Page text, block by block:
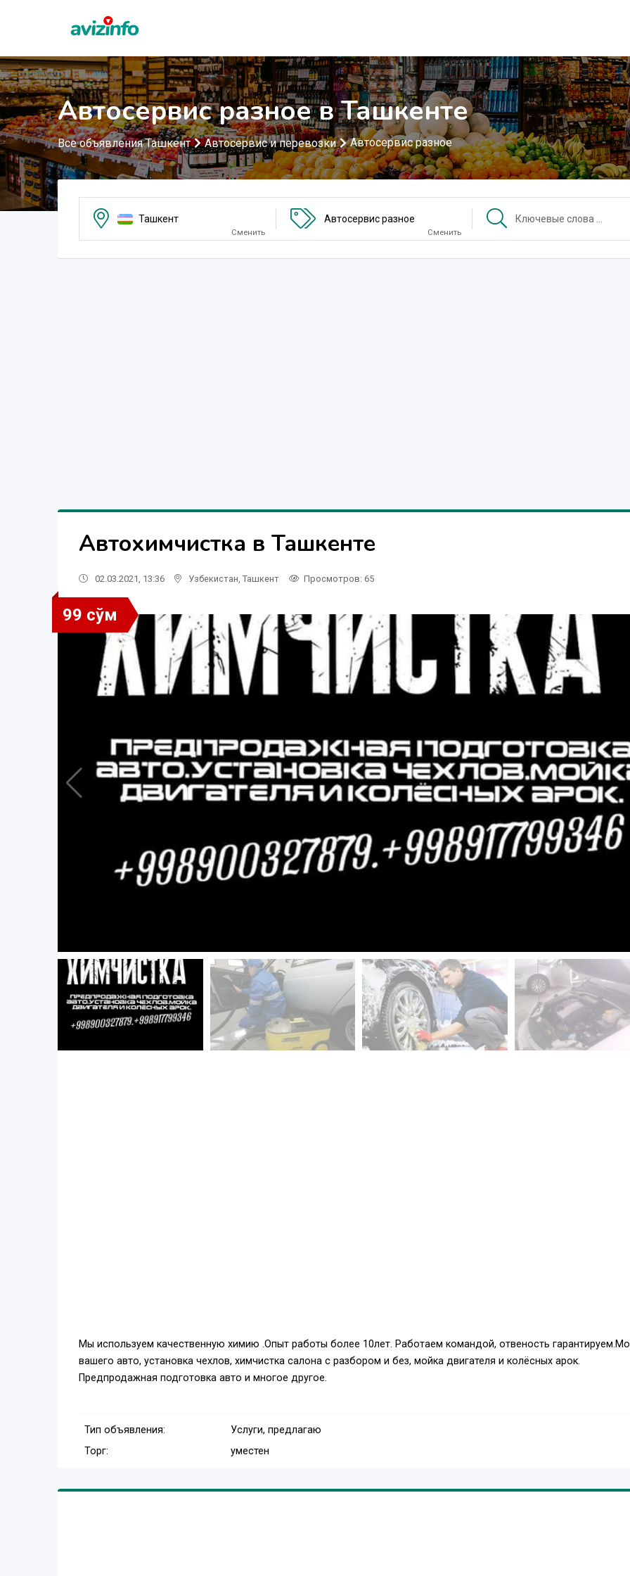
Автосервис разное в Ташкенте
Все объявления Ташкент Автосервис и перевозки Автосервис разное
Ташкент
Сменить
Автосервис разное
Сменить
Автохимчистка в Ташкенте
02.03.2021, 13:36 Узбекистан Ташкент Просмотров: 65
99 сўм
Мы используем качественную химию .Опыт работы более 10лет. Работаем командой, отвеность
вашего авто, установка чехлов, химчистка салона с разбором и без, мойка двигателя и колёсных арок.
Предпродажная подготовка авто и многое другое.
Тип объявления:
Услуги, предлагаю
Торг:
уместен